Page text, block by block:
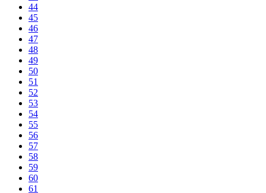
44
45
46
47
48
49
50
51
52
53
54
55
56
57
58
59
60
61